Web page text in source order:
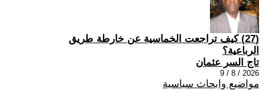
(27) كيف تراجعت الخماسية عن خارطة طريق
الرباعية؟
تاج السر عثمان
2026 / 8 / 9
مواضيع وابحاث سياسية